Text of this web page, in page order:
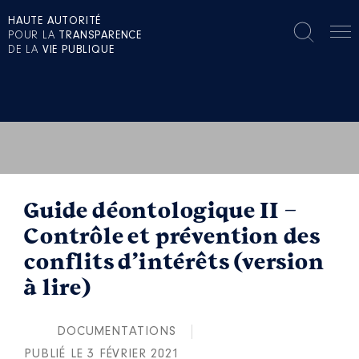
HAUTE AUTORITÉ
POUR LA TRANSPARENCE
DE LA VIE PUBLIQUE
Guide déontologique II –
Contrôle et prévention des
conflits d’intérêts (version
à lire)
DOCUMENTATIONS
PUBLIÉ LE 3 FÉVRIER 2021